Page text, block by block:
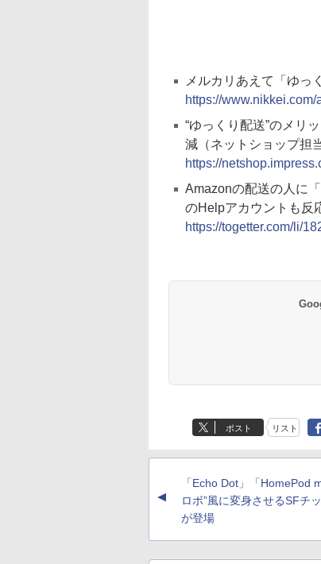
メルカリあえて「ゆっ
https://
“ゆっくり配送”のメリ
減（ネットショップ担
https://
Amazonの配送の人に
のHelpアカウントも反
https://togetter.com/li/
ポスト リスト
▲
「Echo Dot」「HomePod
ロボ”風に変身させるSFチ
が登場